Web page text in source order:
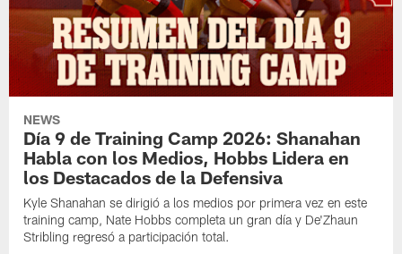
NEWS
Día 9 de Training Camp 2026: Shanahan
Habla con los Medios, Hobbs Lidera en
los Destacados de la Defensiva
Kyle Shanahan se dirigió a los medios por primera vez en este
training camp, Nate Hobbs completa un gran día y De'Zhaun
Stribling regresó a participación total.